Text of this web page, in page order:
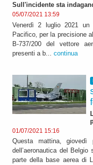
Sull'incidente sta
05/07/2021 13:59
Venerdì 2 luglio 2021 un
Pacifico, per la precisione
B-737/200 del vettore
presenti a b... continua
01/07/2021 15:16
Questa mattina,
dell’aeronautica del
parte della base aerea di